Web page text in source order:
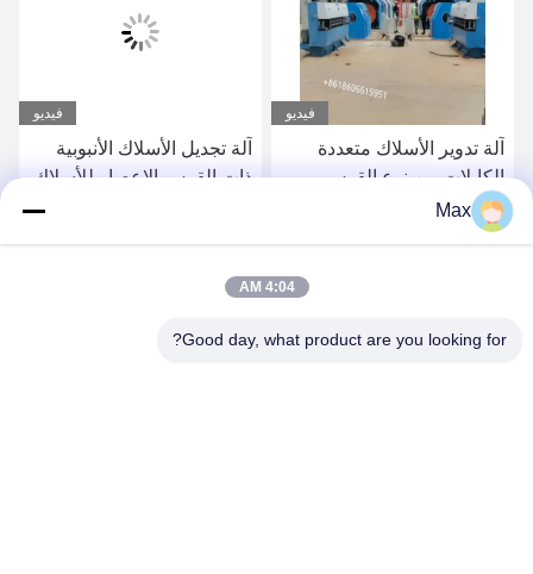
فيديو
آلة تدوير الأسلاك متعددة
الكابلات من نوع القوس
تدوير
فيديو
آلة تجديل الأسلاك الأنبوبية
ذات القوس الإعصار للأسلاك
Max
4:04 AM
Good day, what product are you looking for?